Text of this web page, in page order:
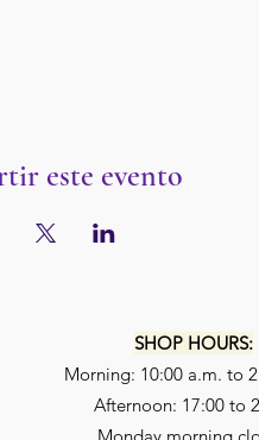
este evento
SHOP HOURS:
Morning: 10:00 a.m. to
Afternoon: 17:00 to